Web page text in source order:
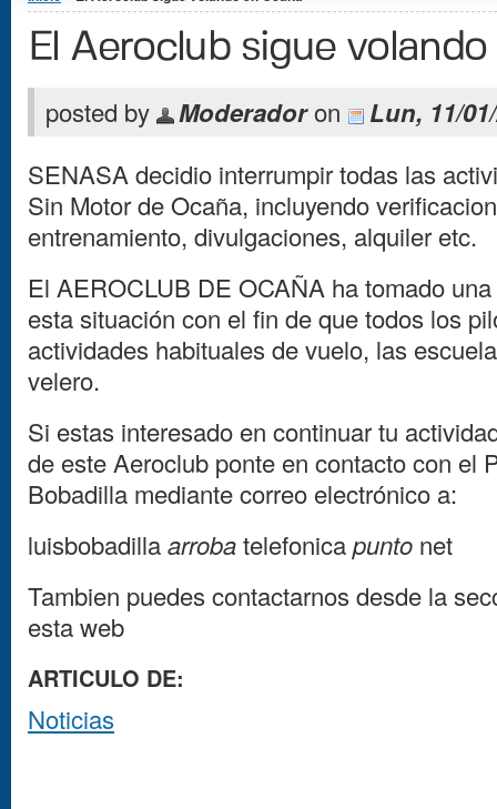
El Aeroclub sigue
posted by Moderadoron Lun, 11/
SENASA decidio interrumpir todas las
Sin Motor de Ocaña, incluyendo
entrenamiento, divulgaciones, alquiler etc.
El AEROCLUB DE OCAÑA ha tomado
esta situación con el fin de que todos los
actividades habituales de vuelo, las
velero.
Si estas interesado en continuar tu
de este Aeroclub ponte en contacto con el
Bobadilla mediante correo electrónico a:
luisbobadillaarrobatelefonicapunto net
Tambien puedes contactarnos desde la
esta web
ARTICULO DE:
Noticias